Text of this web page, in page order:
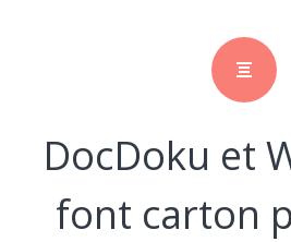
DocDoku et
font carton